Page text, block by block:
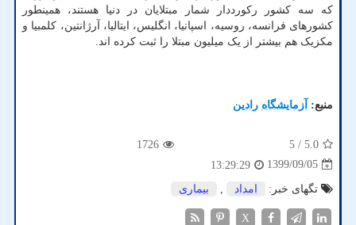
که سه کشور رکورددار شمار مبتلایان در دنیا هستند، همینطور
کشورهای فرانسه، روسیه، اسپانیا، انگلیس، ایتالیا، آرژانتین، کلمبیا و
مکزیک هم بیشتر از یک میلیون مبتلا را ثبت کرده اند.
منبع: آزمایشگاه رادین
5.0
/ 5
1726
1399/09/05
13:29:29
تگهای خبر:
امداد , بیماری
X